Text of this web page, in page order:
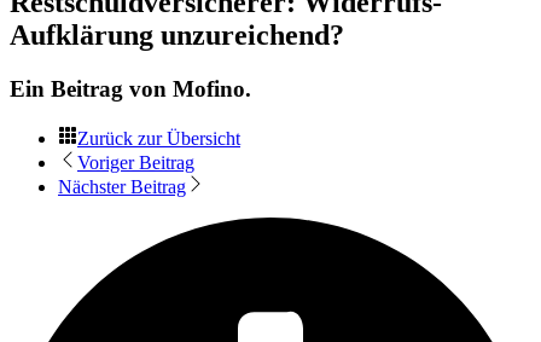
Aufklärung unzureichend?
Ein Beitrag von Mofino.
Zurück zur Übersicht
Voriger Beitrag
Nächster Beitrag